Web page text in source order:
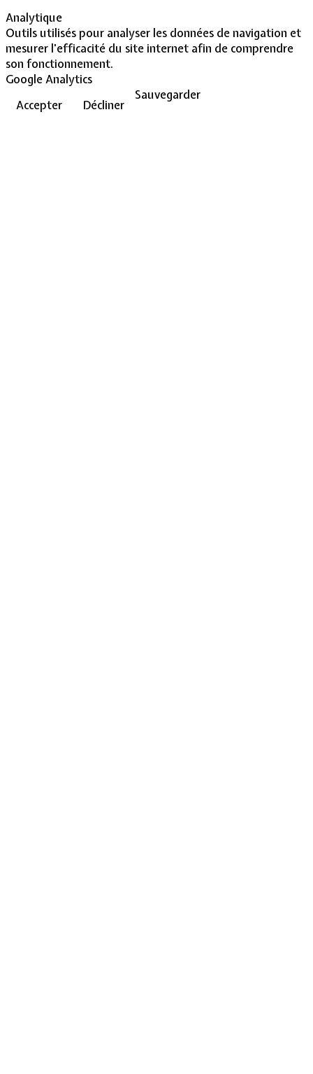
Analytique
Outils utilisés pour analyser les données de navigation et
mesurer l'efficacité du site internet afin de comprendre
son fonctionnement.
Google Analytics
Accepter
Décliner
Sauvegarder